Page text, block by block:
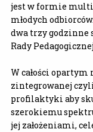
jest w formie
młodych
dwa trzy godzinne
Rady
W całości
zintegrowanej
profilaktyki aby
szerokiemu
jej założeniami,